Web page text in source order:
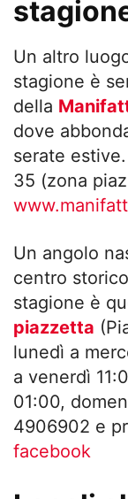
Un altro
stagione è
della
dove
serate
35 (zona
Un angolo
centro
stagione è
piazzetta
lunedì a
a venerdì
01:00,
4906902 e
facebook